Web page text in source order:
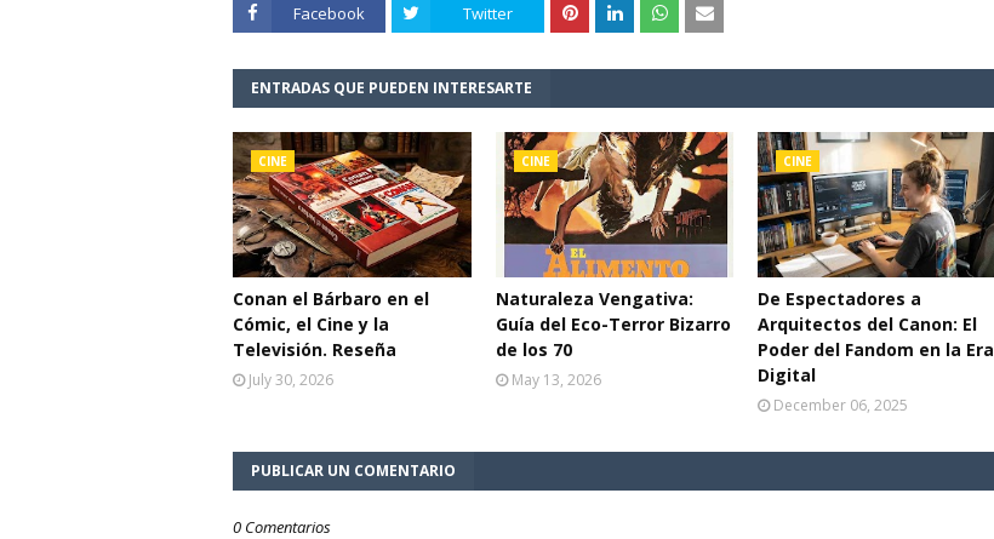
Facebook Twitter
ENTRADAS QUE PUEDEN INTERESARTE
CINE
Conan el Bárbaro en el
Cómic, el Cine y la
Televisión. Reseña
July 30, 2026
CINE
Naturaleza Vengativa:
Guía del Eco-Terror Bizarro
de los 70
May 13, 2026
CINE
De Espectadores a
Arquitectos del Canon: El
Poder del Fandom en la Era
Digital
December 06, 2025
PUBLICAR UN COMENTARIO
0 Comentarios